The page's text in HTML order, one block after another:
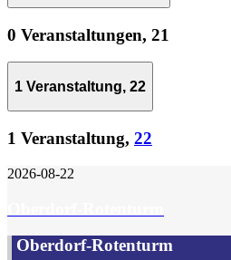
0 Veranstaltungen, 21
1 Veranstaltung, 22
1 Veranstaltung, 22
2026-08-22
Oberdorf-Rotenturm